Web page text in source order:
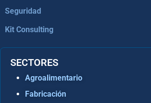
Seguridad
Kit Consulting
SECTORES
Agroalimentario
Fabricación